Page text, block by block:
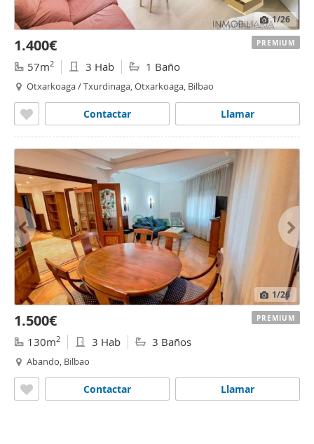
1/26
1.400€
57m2 3 Hab 1 Baño
Otxarkoaga / Txurdinaga, Otxarkoaga, Bilbao
Llamar
Contactar
PREMIUM
1/26
1.500€
130m2 3 Hab 3 Baños
Abando, Bilbao
Llamar
Contactar
PREMIUM